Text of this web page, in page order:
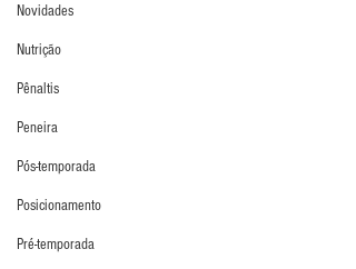
Novidades
Nutrição
Pênaltis
Peneira
Pós-temporada
Posicionamento
Pré-temporada